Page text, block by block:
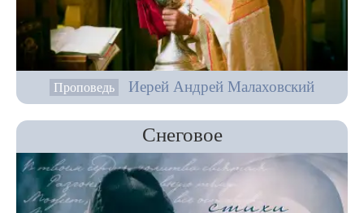
Проповедь Иерей Андрей Малаховский
Снеговое